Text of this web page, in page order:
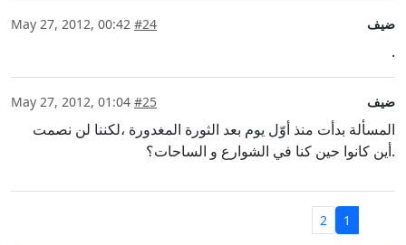
ضيف #24
.
ضيف #25
المسألة بدأت منذ أوّل يوم بعد الثورة المغدورة ،لكننا لن نصمت
.أين كانوا حين كنا في الشوارع و الساحات؟
1
2